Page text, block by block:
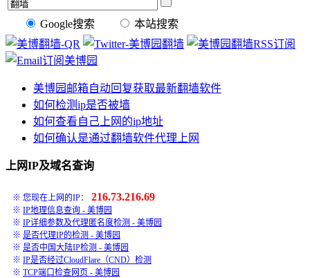
Google搜索 本站搜索
美博园邮箱自动回复获取最新翻墙软件
如何检测ip是否被墙
如何查看自己上网的ip地址
如何确认是通过翻墙软件代理上网
上网IP及域名查询
※ 您现在上网的IP： 216.73.216.69
※ IP地理信息查询 - 美博园
※ IP详细参数及代理匿名度检测 - 美博园
※ 是否代理IP的检测 - 美博园
※ 是否中国大陆IP检测 - 美博园
※ IP是否经过CloudFlare（CND）检测
※ TCP端口检查网页 - 美博园